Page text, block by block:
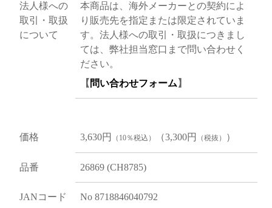
法人様への
取引・取扱
について
本商品は、海外メーカーとの契約によ
り販売先を指定または限定されていま
す。法人様への取引・取扱につきまし
ては、弊社担当窓口まで問い合わせく
ださい。
【 問い合わせフォーム 】
価格 3,630円 （10％税込） （3,300円 （税抜） ）
品番 26869 (CH8785)
JANコード No 8718846040792